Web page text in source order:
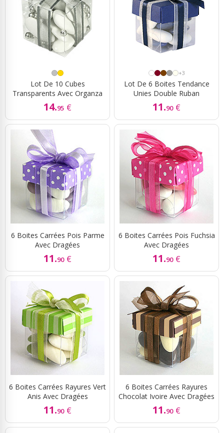
Lot De 10 Cubes
Transparents Avec Organza
14.95 €
+3
Lot De 6 Boites Tendance
Unies Double Ruban
11.90 €
6 Boites Carrées Pois Parme
Avec Dragées
11.90 €
6 Boites Carrées Pois Fuchsia
Avec Dragées
11.90 €
6 Boites Carrées Rayures Vert
Anis Avec Dragées
11.90 €
6 Boites Carrées Rayures
Chocolat Ivoire Avec Dragées
11.90 €